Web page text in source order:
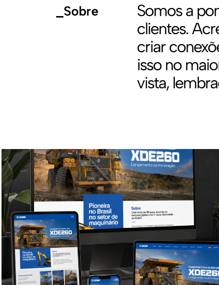
_Sobre
Somos a
clientes.
criar
isso no
vista,